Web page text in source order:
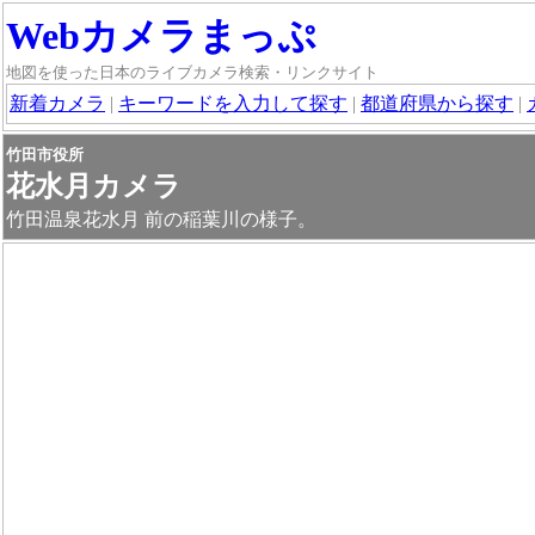
Webカメラまっぷ
地図を使った日本のライブカメラ検索・リンクサイト
新着カメラ | キーワードを入力して探す | 都道府県から探す |
竹田市役所
花水月カメラ
竹田温泉花水月 前の稲葉川の様子。